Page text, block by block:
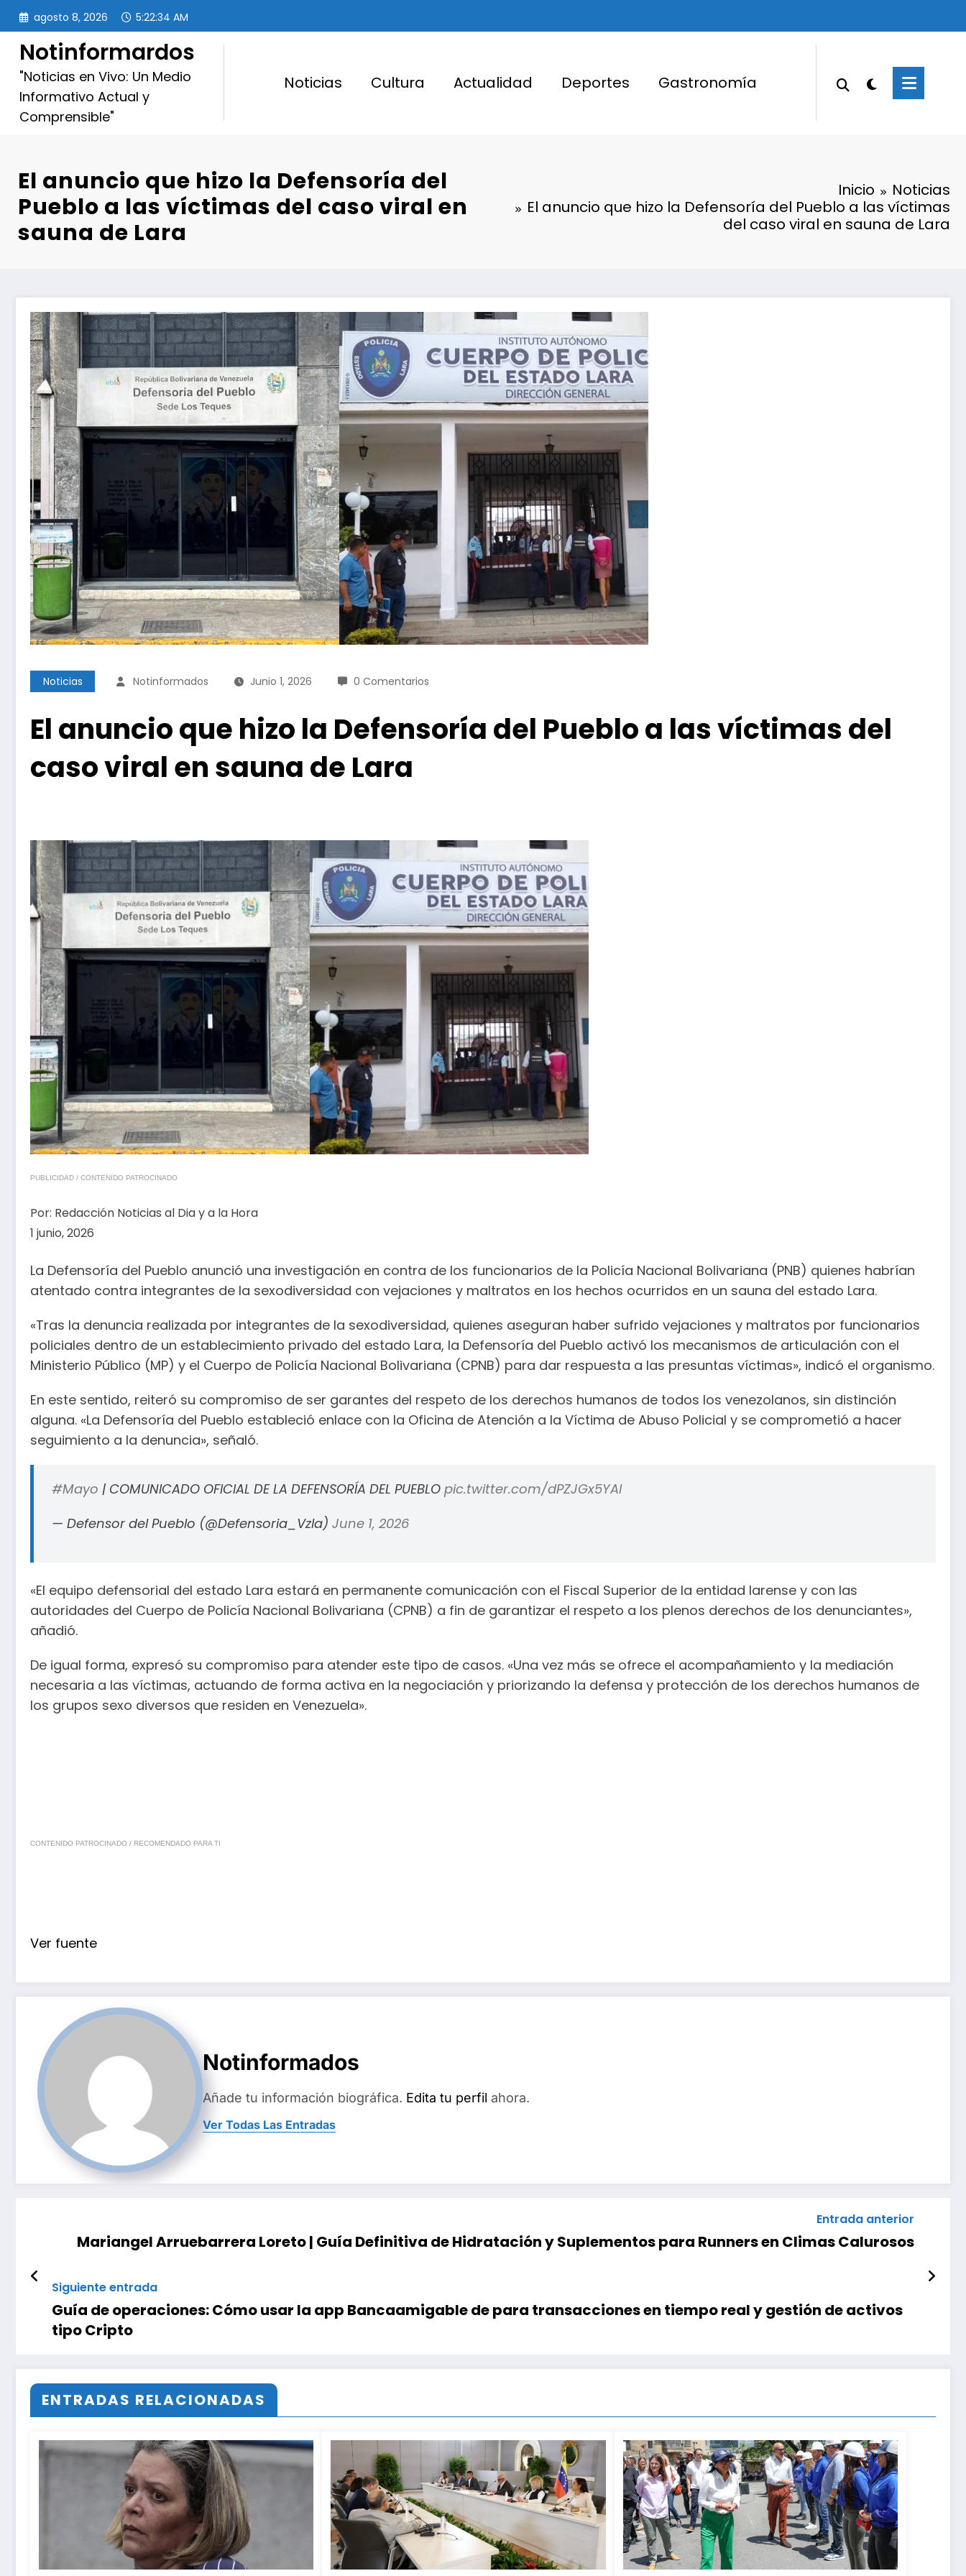
Saltar
contenido
agosto 8, 2026 5:22:36 AM
Notinformardos
"Noticias en Vivo: Un Medio
Informativo Actual y
Comprensible"
Noticias Cultura Actualidad Deportes Gastronomía
El anuncio que hizo la Defensoría del
Pueblo a las víctimas del caso viral en
sauna de Lara
Inicio
Noticias
El anuncio que hizo la Defensoría del Pueblo a las víctimas
del caso viral en sauna de Lara
Noticias Notinformados Junio 1, 2026 0 Comentarios
El anuncio que hizo la Defensoría del Pueblo a las víctimas del
caso viral en sauna de Lara
PUBLICIDAD / CONTENIDO PATROCINADO
Por: Redacción Noticias al Dia y a la Hora
1 junio, 2026
La Defensoría del Pueblo anunció una investigación en contra de los funcionarios de la Policía Nacional Bolivariana (PNB) quienes habrían
atentado contra integrantes de la sexodiversidad con vejaciones y maltratos en los hechos ocurridos en un sauna del estado Lara.
«Tras la denuncia realizada por integrantes de la sexodiversidad, quienes aseguran haber sufrido vejaciones y maltratos por funcionarios
policiales dentro de un establecimiento privado del estado Lara, la Defensoría del Pueblo activó los mecanismos de articulación con el
Ministerio Público (MP) y el Cuerpo de Policía Nacional Bolivariana (CPNB) para dar respuesta a las presuntas víctimas», indicó el organismo.
En este sentido, reiteró su compromiso de ser garantes del respeto de los derechos humanos de todos los venezolanos, sin distinción
alguna. «La Defensoría del Pueblo estableció enlace con la Oficina de Atención a la Víctima de Abuso Policial y se comprometió a hacer
seguimiento a la denuncia», señaló.
#Mayo | COMUNICADO OFICIAL DE LA DEFENSORÍA DEL PUEBLO pic.twitter.com/dPZJGx5YAl
— Defensor del Pueblo (@Defensoria_Vzla) June 1, 2026
«El equipo defensorial del estado Lara estará en permanente comunicación con el Fiscal Superior de la entidad larense y con las
autoridades del Cuerpo de Policía Nacional Bolivariana (CPNB) a fin de garantizar el respeto a los plenos derechos de los denunciantes»,
añadió.
De igual forma, expresó su compromiso para atender este tipo de casos. «Una vez más se ofrece el acompañamiento y la mediación
necesaria a las víctimas, actuando de forma activa en la negociación y priorizando la defensa y protección de los derechos humanos de
los grupos sexo diversos que residen en Venezuela».
CONTENIDO PATROCINADO / RECOMENDADO PARA TI
Ver fuente
Notinformados
Añade tu información biográfica. Edita tu perfil ahora.
Ver Todas Las Entradas
Entrada anterior
Mariangel Arruebarrera Loreto | Guía Definitiva de Hidratación y Suplementos para Runners en Climas Calurosos
Siguiente entrada
Guía de operaciones: Cómo usar la app Bancaamigable de para transacciones en tiempo real y gestión de activos
tipo Cripto
ENTRADAS RELACIONADAS